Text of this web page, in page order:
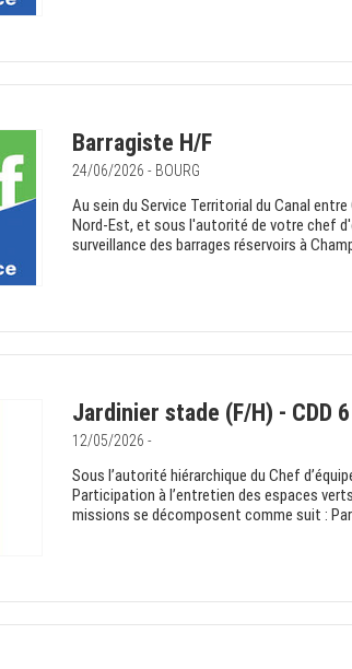
Barragiste H/F
24/06/2026 - BOURG
Au sein du Service Territorial du Canal
Nord-Est, et sous l'autorité de votre chef
surveillance des barrages réservoirs à
Jardinier stade (F/H) - CDD
12/05/2026 -
Sous l’autorité hiérarchique du Chef
Participation à l’entretien des espaces
missions se décomposent comme suit :